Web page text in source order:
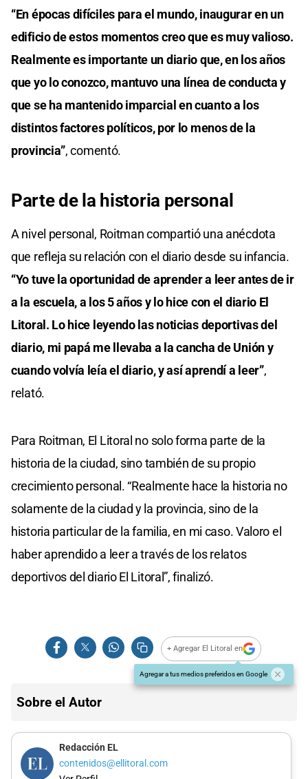
“En épocas difíciles para el mundo, inaugurar en un
edificio de estos momentos creo que es muy valioso.
Realmente es importante un diario que, en los años
que yo lo conozco, mantuvo una línea de conducta y
que se ha mantenido imparcial en cuanto a los
distintos factores políticos, por lo menos de la
provincia”, comentó.
Parte de la historia personal
A nivel personal, Roitman compartió una anécdota
que refleja su relación con el diario desde su infancia.
“Yo tuve la oportunidad de aprender a leer antes de ir
a la escuela, a los 5 años y lo hice con el diario El
Litoral. Lo hice leyendo las noticias deportivas del
diario, mi papá me llevaba a la cancha de Unión y
cuando volvía leía el diario, y así aprendí a leer”,
relató.
Para Roitman, El Litoral no solo forma parte de la
historia de la ciudad, sino también de su propio
crecimiento personal. “Realmente hace la historia no
solamente de la ciudad y la provincia, sino de la
historia particular de la familia, en mi caso. Valoro el
haber aprendido a leer a través de los relatos
deportivos del diario El Litoral”, finalizó.
+ Agregar El Litoral en
Agregar a tus medios preferidos en Google
Sobre el Autor
Redacción EL
contenidos@ellitoral.com